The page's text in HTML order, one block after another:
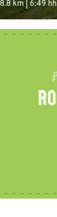
km | 6:49 hh